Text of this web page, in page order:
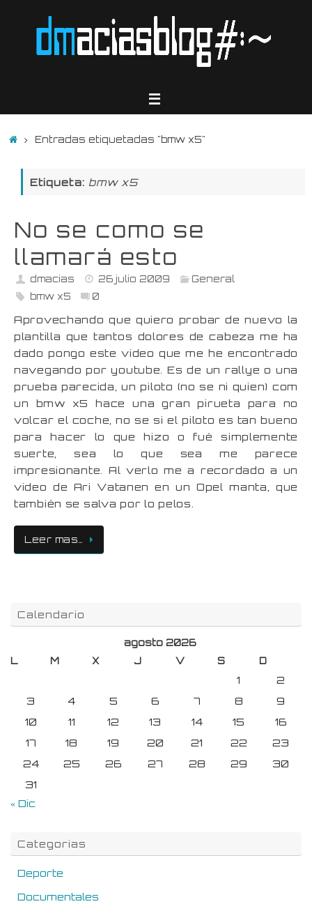
InicioEntradas etiquetadas "bmw x5"
Etiqueta: bmw x5
No se como se
llamará esto
dmacias 26 julio 2009
General
bmw x5
0
Aprovechando que quiero probar de nuevo la
plantilla que tantos dolores de cabeza me ha
dado pongo este video que me he encontrado
navegando por youtube. Es de un rallye o una
prueba parecida, un piloto (no se ni quien) com
un bmw x5 hace una gran pirueta para no
volcar el coche, no se si el piloto es tan bueno
para hacer lo que hizo o fué simplemente
suerte, sea lo que sea me parece
impresionante. Al verlo me a recordado a un
video de Ari Vatanen en un Opel manta, que
también se salva por lo pelos.
Leer mas…
Calendario
agosto 2026
L
M X J V S D
1
2
3
4 5 6 7 8
9
10
11 12 13 14 15
16
17
18 19 20 21 22
23
24
25 26 27 28 29
30
31
« Dic
Categorias
Deporte
Documentales